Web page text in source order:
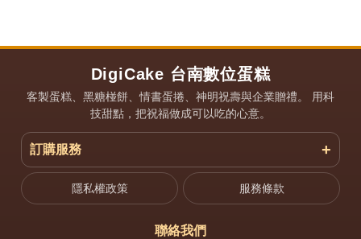
DigiCake 台南數位蛋糕
客製蛋糕、黑糖椪餅、情書蛋捲、神明祝壽與企業贈禮。 用科
技甜點，把祝福做成可以吃的心意。
訂購服務
隱私權政策 服務條款
聯絡我們